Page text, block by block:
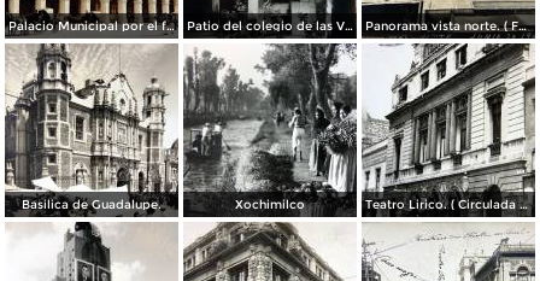
Palacio Municipal por el fotografo Hugo Brehme.. Patio del colegio de las Vizcainas por el fotografo Hugo Brehme. Panorama vista norte. ( Fechada el 20 de Junio de 1905 ).
Basilica de Guadalupe. Xochimilco Teatro Lirico. ( Circulada el 1 de Agosto de 1926 ).